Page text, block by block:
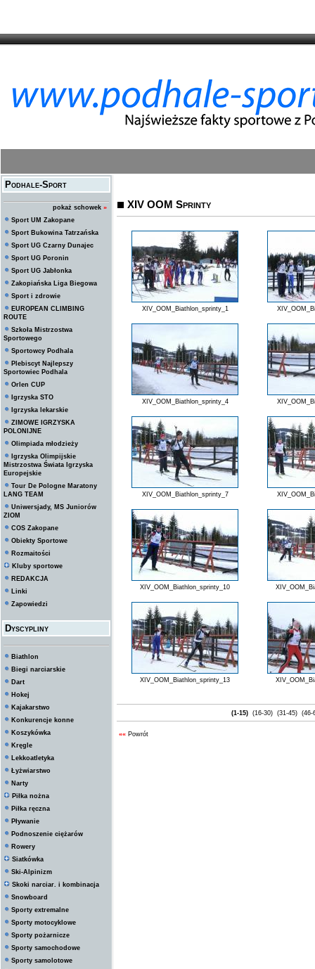
Podhale-Sport
pokaż schowek »
Sport UM Zakopane
Sport Bukowina Tatrzańska
Sport UG Czarny Dunajec
Sport UG Poronin
Sport UG Jabłonka
Zakopiańska Liga Biegowa
Sport i zdrowie
EUROPEAN CLIMBING
ROUTE
Szkoła Mistrzostwa
Sportowego
Sportowcy Podhala
Plebiscyt Najlepszy
Sportowiec Podhala
Orlen CUP
Igrzyska STO
Igrzyska lekarskie
ZIMOWE IGRZYSKA
POLONIJNE
Olimpiada młodzieży
Igrzyska Olimpijskie
Mistrzostwa Świata Igrzyska
Europejskie
Tour De Pologne Maratony
LANG TEAM
Uniwersjady, MS Juniorów
ZIOM
COS Zakopane
Obiekty Sportowe
Rozmaitości
Kluby sportowe
REDAKCJA
Linki
Zapowiedzi
Dyscypliny
Biathlon
Biegi narciarskie
Dart
Hokej
Kajakarstwo
Konkurencje konne
Koszykówka
Kręgle
Lekkoatletyka
Łyżwiarstwo
Narty
Piłka nożna
Piłka ręczna
Pływanie
Podnoszenie ciężarów
Rowery
Siatkówka
Ski-Alpinizm
Skoki narciar. i kombinacja
Snowboard
Sporty extremalne
Sporty motocyklowe
Sporty pożarnicze
Sporty samochodowe
Sporty samolotowe
XIV OOM Sprinty
XIV_OOM_Biathlon_sprinty_1
XIV_OOM_Biathlon_sprinty_4
XIV_OOM_Biathlon_sprinty_7
XIV_OOM_Biathlon_sprinty_10
XIV_OOM_Biathlon_sprinty_13
(1-15) (16-30) (31-45)
«« Powrót